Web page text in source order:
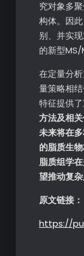
究对象多
构体。因
别、并实
的新型MS/
在定量分
量策略相
特征提供了
方法及相
未来将在
的脂质生
脂质组学
望推动复
原文链接：
https://